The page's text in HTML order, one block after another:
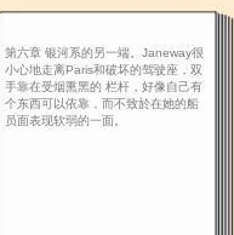
第六章 银河系的另一端。Janeway很
小心地走离Paris和破坏的驾驶座，双
手靠在受烟熏黑的 栏杆，好像自己有
个东西可以依靠，而不致於在她的船
员面表现软弱的一面。